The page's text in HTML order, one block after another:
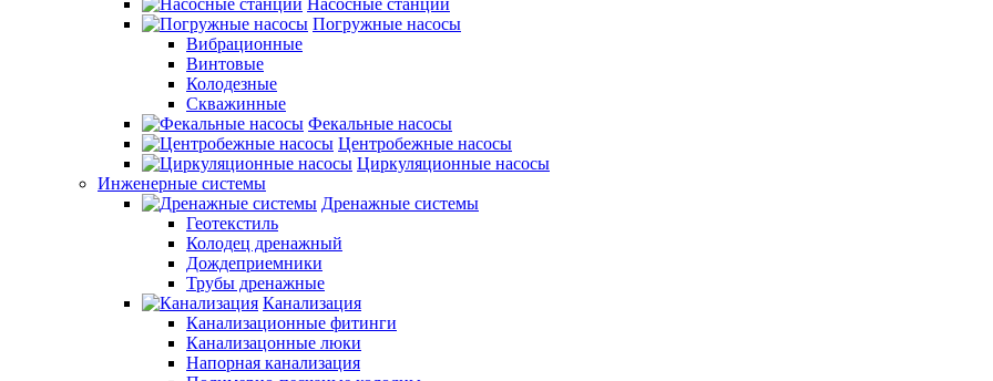
Насосные станции
Погружные насосы
Вибрационные
Винтовые
Колодезные
Скважинные
Фекальные насосы
Центробежные насосы
Циркуляционные насосы
Инженерные системы
Дренажные системы
Геотекстиль
Колодец дренажный
Дождеприемники
Трубы дренажные
Канализация
Канализационные фитинги
Канализацонные люки
Напорная канализация